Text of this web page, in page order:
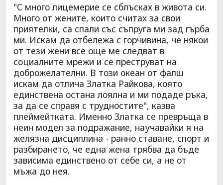
"С много лицемерие се сблъсках в живота си.
Много от жените, които считах за свои
приятелки, са спали със съпруга ми зад гърба
ми. Искам да отбележа с горчивина, че някои
от тези жени все още ме следват в
социалните мрежи и се преструват на
доброжелателни. В този океан от фалш
искам да отлича Златка Райкова, която
единствена остана лоялна и ми подаде ръка,
за да се справя с трудностите", казва
плеймейтката. Именно Златка се превръща в
неин модел за подражание, научавайки я на
желязна дисциплина - ранно ставане, спорт и
разбирането, че една жена трябва да бъде
зависима единствено от себе си, а не от
мъжа до нея.